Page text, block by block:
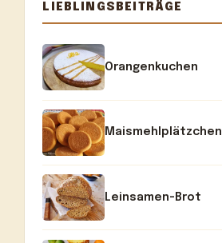
LIEBLINGSBEITRÄGE
Orangenkuchen
Maismehlplätzchen
Leinsamen-Brot